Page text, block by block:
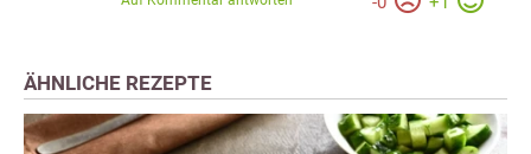
ÄHNLICHE REZEPTE